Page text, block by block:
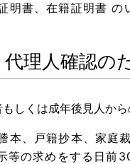
明書、在籍証明書 の
代理人確認の
しくは成年後見人か
本、戸籍抄本、家庭
等の求めをする日前